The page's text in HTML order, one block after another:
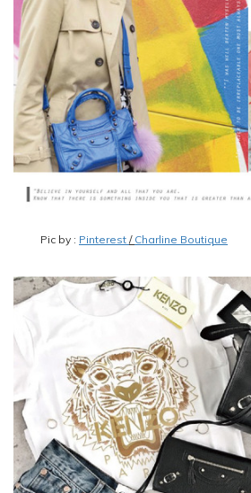
Pic by : Pinterest / Charline Boutique